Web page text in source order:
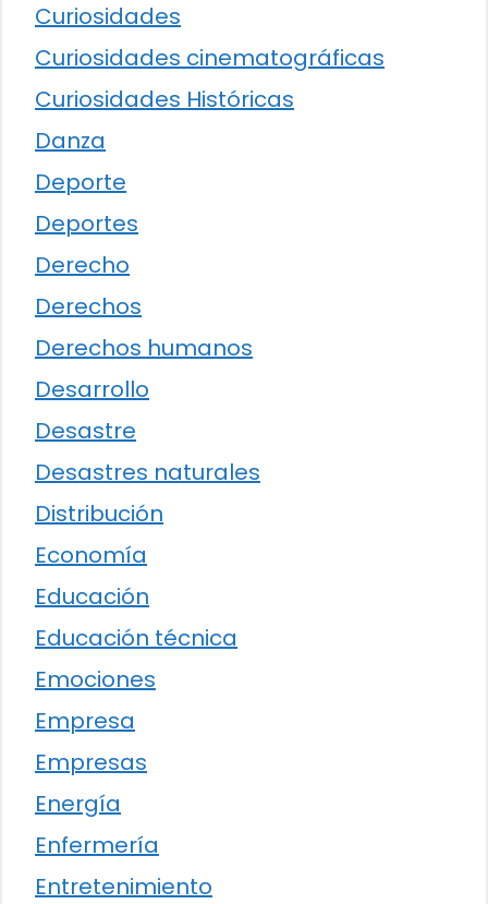
Curiosidades
Curiosidades cinematográficas
Curiosidades Históricas
Danza
Deporte
Deportes
Derecho
Derechos
Derechos humanos
Desarrollo
Desastre
Desastres naturales
Distribución
Economía
Educación
Educación técnica
Emociones
Empresa
Empresas
Energía
Enfermería
Entretenimiento